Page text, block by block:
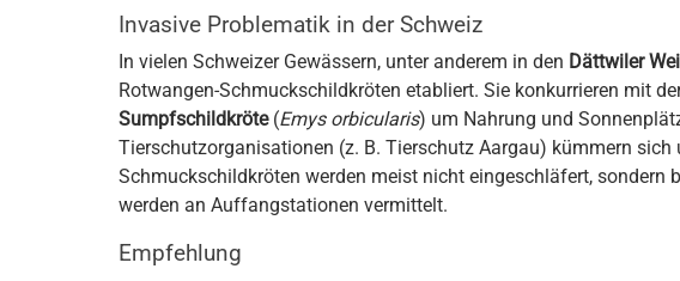
Invasive Problematik in der Schweiz
In vielen Schweizer Gewässern, unter anderem in den Dättwiler
Rotwangen-Schmuckschildkröten etabliert. Sie konkurrieren mit
Sumpfschildkröte(Emys orbicularis) um Nahrung und
Tierschutzorganisationen (z. B. Tierschutz Aargau) kümmern sich
Schmuckschildkröten werden meist nicht eingeschläfert, sondern
werden an Auffangstationen vermittelt.
Empfehlung